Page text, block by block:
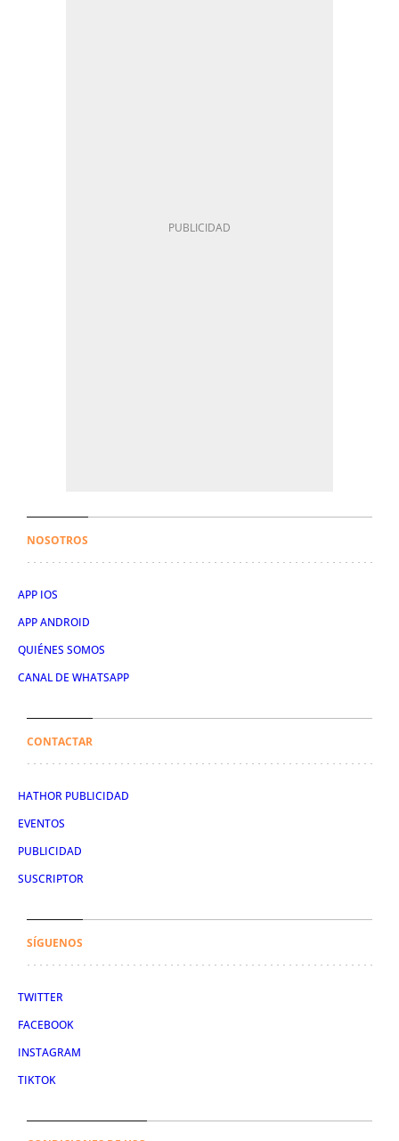
NOSOTROS
APP IOS
APP ANDROID
QUIÉNES SOMOS
CANAL DE WHATSAPP
CONTACTAR
HATHOR PUBLICIDAD
EVENTOS
PUBLICIDAD
SUSCRIPTOR
SÍGUENOS
TWITTER
FACEBOOK
INSTAGRAM
TIKTOK